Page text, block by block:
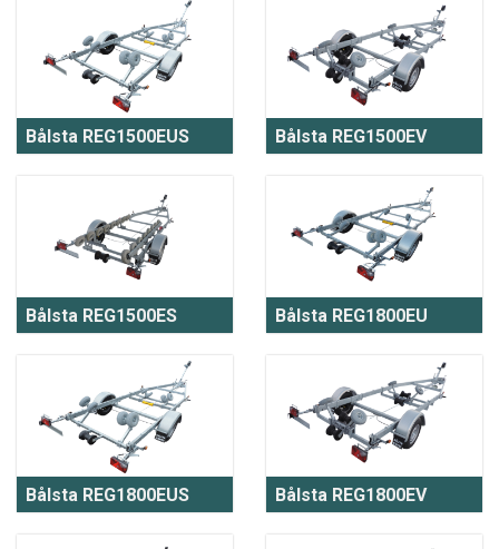
Bålsta REG1500EUS Bålsta REG1500EV
Bålsta REG1500ES Bålsta REG1800EU
Bålsta REG1800EUS Bålsta REG1800EV